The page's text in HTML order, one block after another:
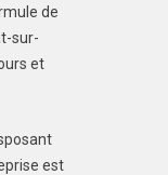
de
sur-
et
est